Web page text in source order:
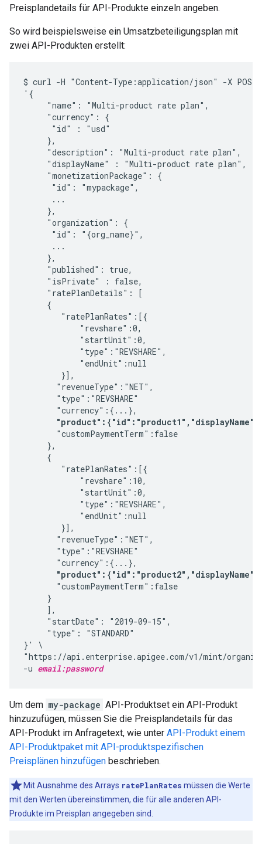
Preisplandetails für API-Produkte einzeln angeben.
So wird beispielsweise ein Umsatzbeteiligungsplan mit
zwei API-Produkten erstellt:
$ curl -H "Content-Type:application/json" -X
'{
     "name": "Multi-product rate plan",
     "currency": {
      "id" : "usd"
     },
     "description": "Multi-product rate plan",
     "displayName" : "Multi-product rate plan",
     "monetizationPackage": {
      "id": "mypackage",
      ...
     },
     "organization": {
      "id": "{org_name}",
      ...
     },
     "published": true,
     "isPrivate" : false,
     "ratePlanDetails": [
     {
        "ratePlanRates":[{
            "revshare":0,
            "startUnit":0,
            "type":"REVSHARE",
            "endUnit":null
        }],
       "revenueType":"NET",
       "type":"REVSHARE"
       "currency":{...},
       "customPaymentTerm":false
     },
     {
        "ratePlanRates":[{
            "revshare":10,
            "startUnit":0,
            "type":"REVSHARE",
            "endUnit":null
        }],
       "revenueType":"NET",
       "type":"REVSHARE"
       "currency":{...},
       "customPaymentTerm":false
     }
     ],
     "startDate": "2019-09-15",
     "type": "STANDARD"
}' \
"https://api.enterprise.apigee.com/v1/mint/
-u email:password
Um dem my-package API-Produktset ein API-Produkt
hinzuzufügen, müssen Sie die Preisplandetails für das
API-Produkt im Anfragetext, wie unter API-Produkt einem
API-Produktpaket mit API-produktspezifischen
Preisplänen hinzufügen beschrieben.
Mit Ausnahme des Arrays ratePlanRates müssen die Werte
mit den Werten übereinstimmen, die für alle anderen API-
Produkte im Preisplan angegeben sind.